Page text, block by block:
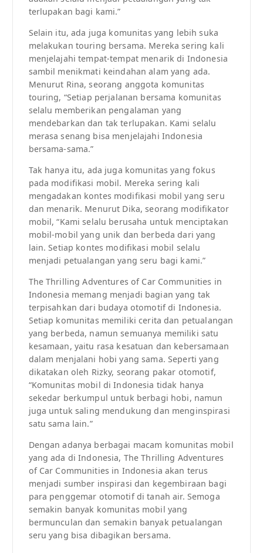
terlupakan bagi kami.”
Selain itu, ada juga komunitas yang lebih suka
melakukan touring bersama. Mereka sering kali
menjelajahi tempat-tempat menarik di Indonesia
sambil menikmati keindahan alam yang ada.
Menurut Rina, seorang anggota komunitas
touring, “Setiap perjalanan bersama komunitas
selalu memberikan pengalaman yang
mendebarkan dan tak terlupakan. Kami selalu
merasa senang bisa menjelajahi Indonesia
bersama-sama.”
Tak hanya itu, ada juga komunitas yang fokus
pada modifikasi mobil. Mereka sering kali
mengadakan kontes modifikasi mobil yang seru
dan menarik. Menurut Dika, seorang modifikator
mobil, “Kami selalu berusaha untuk menciptakan
mobil-mobil yang unik dan berbeda dari yang
lain. Setiap kontes modifikasi mobil selalu
menjadi petualangan yang seru bagi kami.”
The Thrilling Adventures of Car Communities in
Indonesia memang menjadi bagian yang tak
terpisahkan dari budaya otomotif di Indonesia.
Setiap komunitas memiliki cerita dan petualangan
yang berbeda, namun semuanya memiliki satu
kesamaan, yaitu rasa kesatuan dan kebersamaan
dalam menjalani hobi yang sama. Seperti yang
dikatakan oleh Rizky, seorang pakar otomotif,
“Komunitas mobil di Indonesia tidak hanya
sekedar berkumpul untuk berbagi hobi, namun
juga untuk saling mendukung dan menginspirasi
satu sama lain.”
Dengan adanya berbagai macam komunitas mobil
yang ada di Indonesia, The Thrilling Adventures
of Car Communities in Indonesia akan terus
menjadi sumber inspirasi dan kegembiraan bagi
para penggemar otomotif di tanah air. Semoga
semakin banyak komunitas mobil yang
bermunculan dan semakin banyak petualangan
seru yang bisa dibagikan bersama.